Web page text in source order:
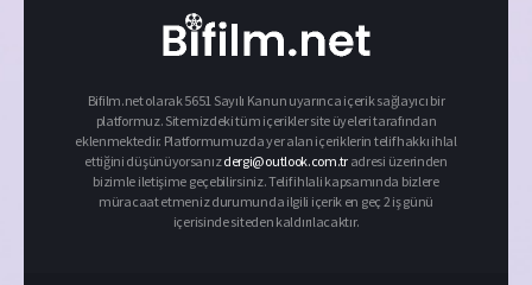
Bifilm.net olarak 5651 Sayılı Kanun uyarınca içerik sağlayıcı bir
platformuz. Sitemizdeki tüm içerikler site üyeleri tarafından
eklenmektedir. Platformumuzda yer alan içeriklerin telif hakkı ihlal
ettiğini düşünüyorsanızdergi@outlook.com.tr adresi üzerinden
bizimle iletişime geçebilirsiniz. Telif ihlali kapsamında bizlere
müracaat etmeniz durumunda ilgili içerik en geç 2 iş günü
içerisinde siteden kaldırılacaktır.